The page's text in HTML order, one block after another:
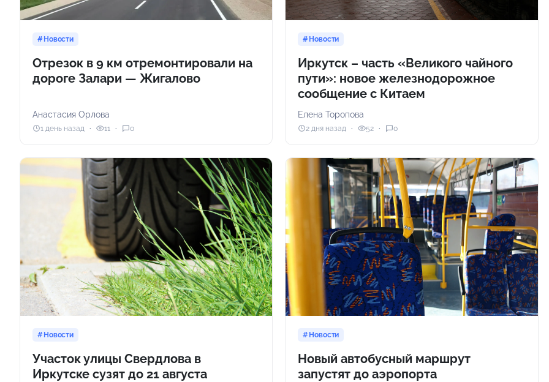
Новости
Отрезок в 9 км отремонтировали на
дороге Залари — Жигалово
Анастасия Орлова
1 день назад 11 0
Новости
Иркутск – часть «Великого чайного
пути»: новое железнодорожное
сообщение с Китаем
Елена Торопова
2 дня назад 52 0
Новости
Участок улицы Свердлова в
Иркутске сузят до 21 августа
Новости
Новый автобусный маршрут
запустят до аэропорта